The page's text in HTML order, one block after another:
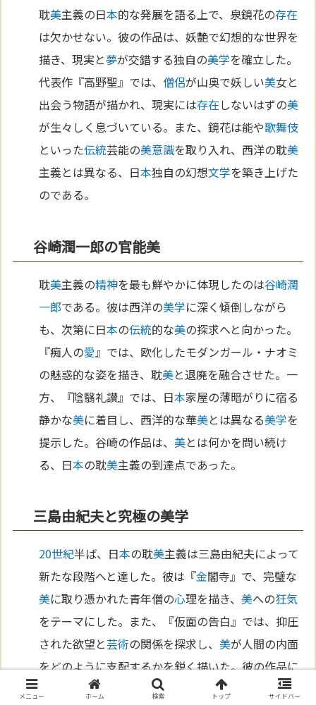
耽美主義の日本的な発展を語る上で、泉鏡花の存在
は欠かせない。彼の作品は、妖艶で幻想的な世界を
描き、現実と夢が交錯する独自の美学を確立した。
代表作『高野聖』では、僧侶が山奥で妖しい美女と
出会う物語が描かれ、現実には存在しないはずの美
が生々しく息づいている。また、鏡花は能や歌舞伎
といった伝統芸能の美意識を取り入れ、西洋の耽美
主義とは異なる、日本独自の幻想文学を築き上げた
のである。
谷崎潤一郎の官能美
耽美主義の精神を最も鮮やかに体現したのは谷崎潤
一郎である。彼は西洋の美学に深く傾倒しながら
も、次第に日本の伝統的な美の探求へと向かった。
『痴人の愛』では、欧化したモダンガール・ナオミ
の魅惑的な姿を描き、耽美と退廃を融合させた。一
方、『陰翳礼讃』では、日本家屋の薄暗がりに宿る
静かな美に着目し、西洋的な華美とは異なる美学を
提示した。谷崎の作品は、美とは何かを問い続け
る、日本の耽美主義の到達点であった。
三島由紀夫と究極の美学
20世紀半ば、日本の耽美主義は三島由紀夫によって
新たな段階へと達した。彼は『金閣寺』で、完璧な
美に取り憑かれた青年僧の心理を描き、美への狂気
をテーマにした。また、『仮面の告白』では、抑圧
された欲望と芸術の関係を探求し、美が人間の内面
をどのように支配するかを鋭く描いた。彼の作品に
美の結びつきが強く刻まれており、究極の
メニュー ホーム 検索 トップ サイドバー